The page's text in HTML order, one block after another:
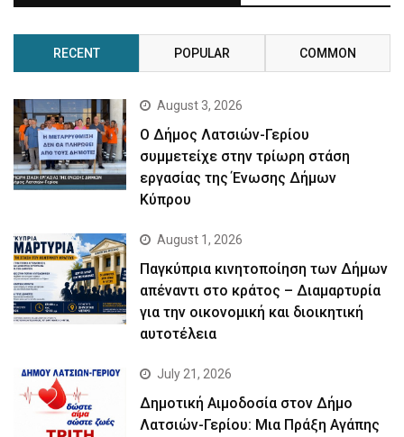
RECENT POPULAR COMMON
August 3, 2026
Ο Δήμος Λατσιών-Γερίου
συμμετείχε στην τρίωρη στάση
εργασίας της Ένωσης Δήμων
Κύπρου
August 1, 2026
Παγκύπρια κινητοποίηση των Δήμων
απέναντι στο κράτος – Διαμαρτυρία
για την οικονομική και διοικητική
αυτοτέλεια
July 21, 2026
Δημοτική Αιμοδοσία στον Δήμο
Λατσιών-Γερίου: Μια Πράξη Αγάπης